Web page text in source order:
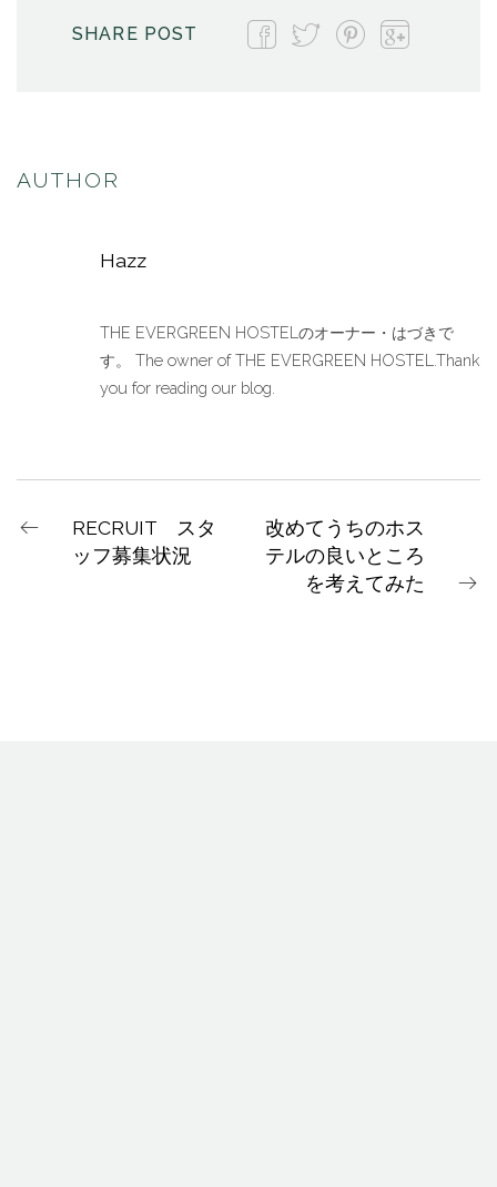
SHARE POST
AUTHOR
Hazz
THE EVERGREEN HOSTELのオーナー・はづきで
す。 The owner of THE EVERGREEN HOSTEL.Thank
you for reading our blog.
RECRUIT スタ
ッフ募集状況
改めてうちのホス
テルの良いところ
を考えてみた